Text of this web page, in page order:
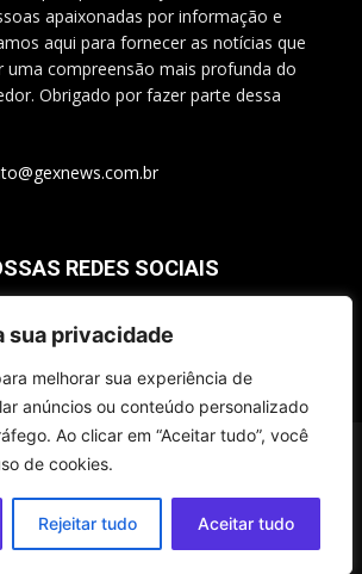
sua privacidade
melhorar sua experiência de
anúncios ou conteúdo personalizado
Ao clicar em “Aceitar tudo”, você
de cookies.
Rejeitar tudo Aceitar tudo
apaixonadas por informação e
aqui para fornecer as notícias que
uma compreensão mais profunda do
Obrigado por fazer parte dessa
REDES SOCIAIS
Reservados a GEX - CNPJ 37.924.406/0001-
Fale Conosco
Política de Privacidade
e Condições